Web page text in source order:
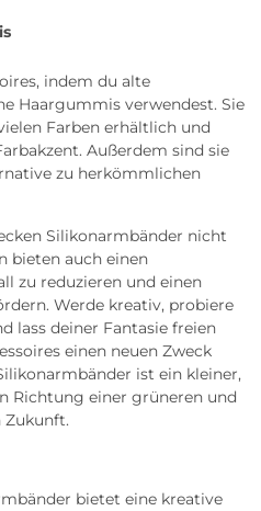
indem du alte
Haargummis verwendest. Sie
Farben erhältlich und
Außerdem sind sie
zu herkömmlichen
Silikonarmbänder nicht
bieten auch einen
zu reduzieren und einen
Werde kreativ, probiere
lass deiner Fantasie freien
einen neuen Zweck
ist ein kleiner,
Richtung einer grüneren und
Zukunft.
bietet eine kreative